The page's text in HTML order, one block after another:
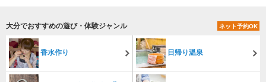
大分でおすすめの遊び・体験ジャンル ネット予約OK
香水作り 日帰り温泉